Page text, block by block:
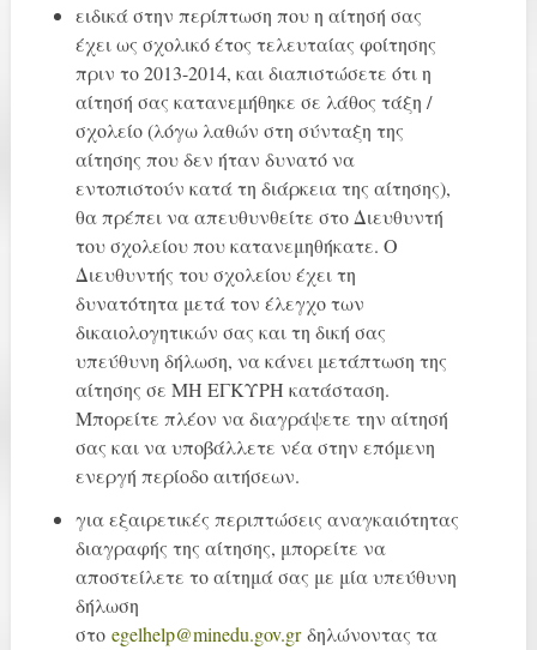
ειδικά στην περίπτωση που η αίτησή σας
έχει ως σχολικό έτος τελευταίας φοίτησης
πριν το 2013-2014, και διαπιστώσετε ότι η
αίτησή σας κατανεμήθηκε σε λάθος τάξη /
σχολείο (λόγω λαθών στη σύνταξη της
αίτησης που δεν ήταν δυνατό να
εντοπιστούν κατά τη διάρκεια της αίτησης),
θα πρέπει να απευθυνθείτε στο Διευθυντή
του σχολείου που κατανεμηθήκατε. Ο
Διευθυντής του σχολείου έχει τη
δυνατότητα μετά τον έλεγχο των
δικαιολογητικών σας και τη δική σας
υπεύθυνη δήλωση, να κάνει μετάπτωση της
αίτησης σε ΜΗ ΕΓΚΥΡΗ κατάσταση.
Μπορείτε πλέον να διαγράψετε την αίτησή
σας και να υποβάλλετε νέα στην επόμενη
ενεργή περίοδο αιτήσεων.
για εξαιρετικές περιπτώσεις αναγκαιότητας
διαγραφής της αίτησης, μπορείτε να
αποστείλετε το αίτημά σας με μία υπεύθυνη
δήλωση
στοegelhelp@minedu.gov.grδηλώνοντας τα